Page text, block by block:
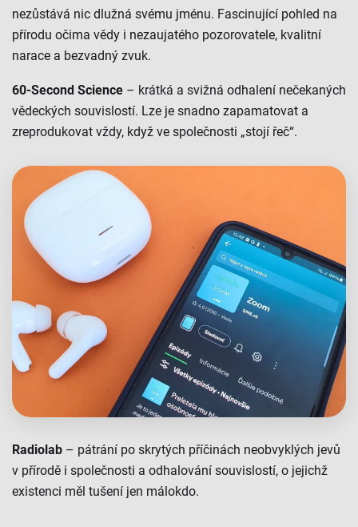
nezůstává nic dlužná svému jménu. Fascinující pohled na
přírodu očima vědy i nezaujatého pozorovatele, kvalitní
narace a bezvadný zvuk.
60-Second Science – krátká a svižná odhalení nečekaných
vědeckých souvislostí. Lze je snadno zapamatovat a
zreprodukovat vždy, když ve společnosti „stojí řeč“.
Radiolab – pátrání po skrytých příčinách neobvyklých jevů
v přírodě i společnosti a odhalování souvislostí, o jejichž
existenci měl tušení jen málokdo.